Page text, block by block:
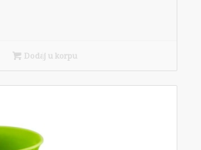
Dodaj u korpu